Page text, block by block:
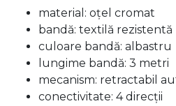
material: oțel cromat
bandă: textilă rezistentă
culoare bandă: albastru
lungime bandă: 3 metri
mecanism: retractabil
conectivitate: 4 direcții